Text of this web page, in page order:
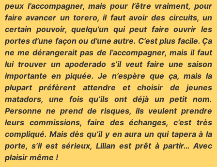
peux l’accompagner, mais pour l’être vraiment, pour
faire avancer un torero, il faut avoir des circuits, un
certain pouvoir, quelqu’un qui peut faire ouvrir les
portes d’une façon ou d’une autre. C’est plus facile. Ça
ne me dérangerait pas de l’accompagner, mais il faut
lui trouver un apoderado s’il veut faire une saison
importante en piquée. Je n’espère que ça, mais la
plupart préfèrent attendre et choisir de jeunes
matadors, une fois qu’ils ont déjà un petit nom.
Personne ne prend de risques, ils veulent prendre
leurs commissions, faire des échanges, c’est très
compliqué. Mais dès qu’il y en aura un qui tapera à la
porte, s’il est sérieux, Lilian est prêt à partir… Avec
plaisir même !